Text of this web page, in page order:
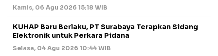
Kamis, 06 Agu 2026 15:18 WIB
KUHAP Baru Berlaku, PT Surabaya Terapkan Sidang
Elektronik untuk Perkara Pidana
Selasa, 04 Agu 2026 10:44 WIB